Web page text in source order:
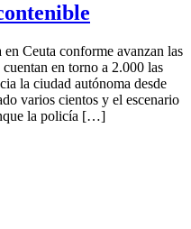
Ceuta conforme avanzan las
en torno a 2.000 las
la ciudad autónoma desde
varios cientos y el escenario
la policía […]